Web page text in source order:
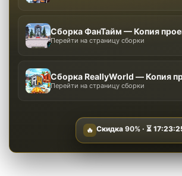
Сборка ФанТайм — Копия
Перейти на страницу сборки
Сборка ReallyWorld — Копия
Перейти на страницу сборки
🔥 Скидка90% · ⏳